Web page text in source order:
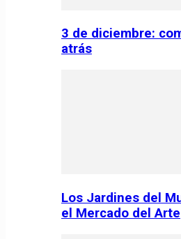
3 de diciembre:
atrás
Los Jardines del
el Mercado del Arte